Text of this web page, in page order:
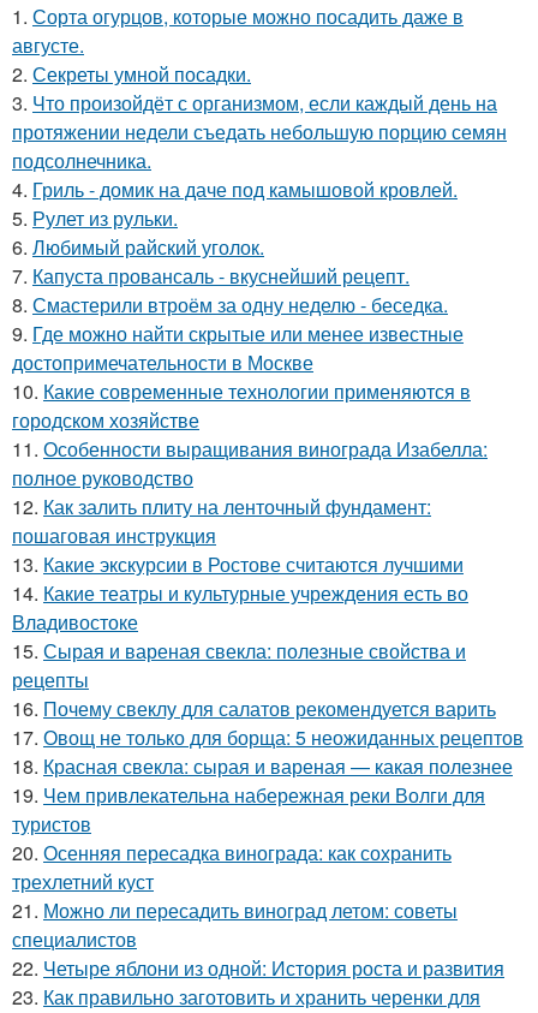
1. Сорта огурцов, которые можно посадить даже в
августе.
2. Секреты умной посадки.
3. Что произойдёт с организмом, если каждый день на
протяжении недели съедать небольшую порцию семян
подсолнечника.
4. Гриль - домик на даче под камышовой кровлей.
5. Рулет из рульки.
6. Любимый райский уголок.
7. Капуста провансаль - вкуснейший рецепт.
8. Смастерили втроём за одну неделю - беседка.
9. Где можно найти скрытые или менее известные
достопримечательности в Москве
10. Какие современные технологии применяются в
городском хозяйстве
11. Особенности выращивания винограда Изабелла:
полное руководство
12. Как залить плиту на ленточный фундамент:
пошаговая инструкция
13. Какие экскурсии в Ростове считаются лучшими
14. Какие театры и культурные учреждения есть во
Владивостоке
15. Сырая и вареная свекла: полезные свойства и
рецепты
16. Почему свеклу для салатов рекомендуется варить
17. Овощ не только для борща: 5 неожиданных рецептов
18. Красная свекла: сырая и вареная — какая полезнее
19. Чем привлекательна набережная реки Волги для
туристов
20. Осенняя пересадка винограда: как сохранить
трехлетний куст
21. Можно ли пересадить виноград летом: советы
специалистов
22. Четыре яблони из одной: История роста и развития
23. Как правильно заготовить и хранить черенки для